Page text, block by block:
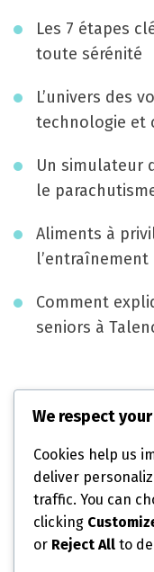
Les 7 étapes
toute sérénité
L’univers des
technologie et
Un simulateur
le
Aliments à
Comment
seniors à
Catégories
Diététique
Fitness
Mieux
We respect
Cookies help us
deliver
traffic. You can
clicking
or Reject All to